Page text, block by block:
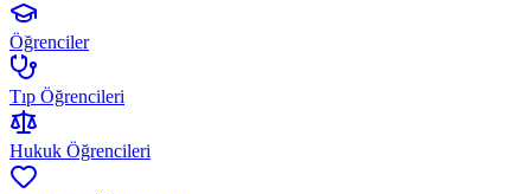
Öğrenciler
Tıp Öğrencileri
Hukuk Öğrencileri